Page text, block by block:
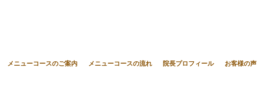
メニューコースのご案内 メニューコースの流れ 院長プロフィール お客様の声